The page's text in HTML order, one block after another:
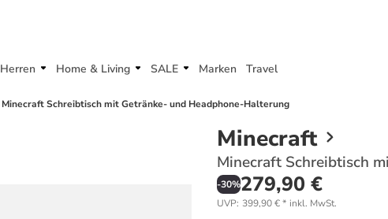
Herren Home & Living SALE Marken Travel
Minecraft Schreibtisch mit Getränke- und Headphone-Halterung
Minecraft
Minecraft Schreibtisch
-30%279,90 €
UVP: 399,90 €* inkl. MwSt.